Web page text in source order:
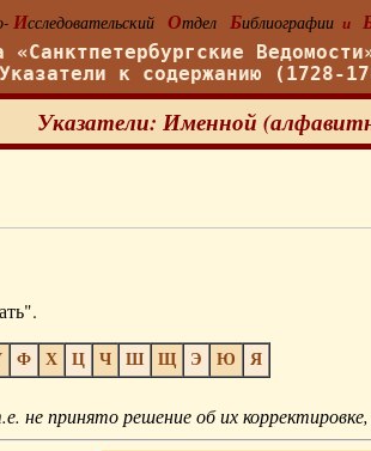
Исследовательский Отдел Библиографии и
«Санктпетербургские
Указатели к содержанию (1728-
Указатели: Именной
Ф Х Ц Ч Ш Щ Э Ю Я
принято решение об их корректировке,